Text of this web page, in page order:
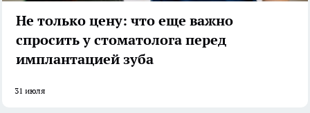
Не только цену: что еще важно
спросить у стоматолога перед
имплантацией зуба
31 июля